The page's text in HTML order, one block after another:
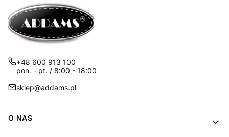
+48 600 913 100
pon. - pt. / 8:00 - 18:00
sklep@addams.pl
Linki w stopce
O NAS